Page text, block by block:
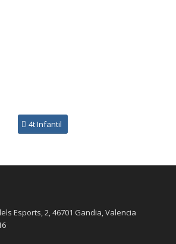
4t Infantil
Esports, 2, 46701 Gandia, Valencia